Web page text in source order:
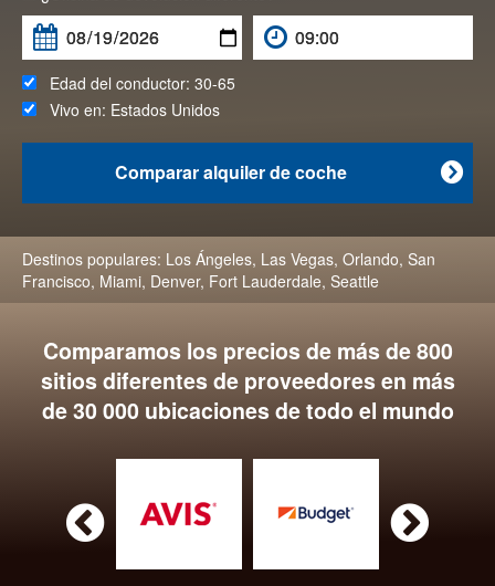
Edad del conductor: 30-65
Vivo en: Estados Unidos

Comparar alquiler de coche
Destinos populares: Los Ángeles, Las Vegas, Orlando, San
Francisco, Miami, Denver, Fort Lauderdale, Seattle
Comparamos los precios de más de 800
sitios diferentes de proveedores en más
de 30 000 ubicaciones de todo el mundo
 